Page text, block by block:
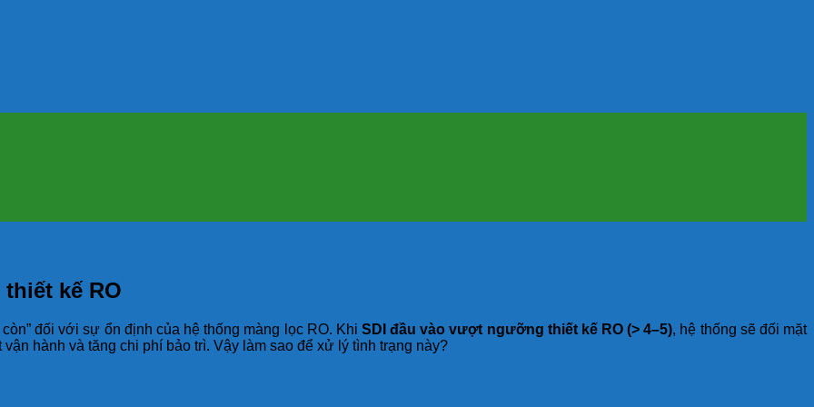
kế RO
đối với sự ổn định của hệ thống màng lọc RO. Khi SDI đầu vào vượt ngưỡng thiết kế RO (> 4–5), hệ thống sẽ đối mặt
hành và tăng chi phí bảo trì. Vậy làm sao để xử lý tình trạng này?